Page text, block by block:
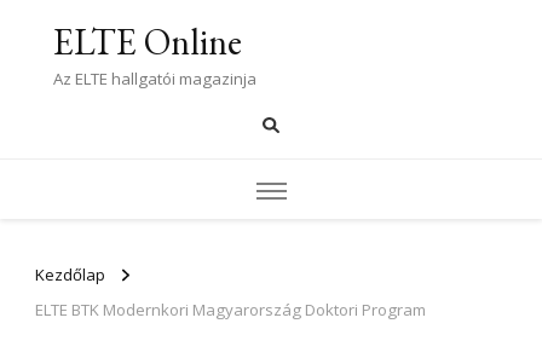
ELTE Online
Az ELTE hallgatói magazinja
Kezdőlap
ELTE BTK Modernkori Magyarország Doktori Program